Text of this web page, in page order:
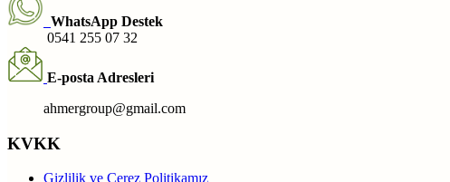
WhatsApp Destek
0541 255 07 32
E-posta Adresleri
ahmergroup@gmail.com
KVKK
Gizlilik ve Çerez Politikamız